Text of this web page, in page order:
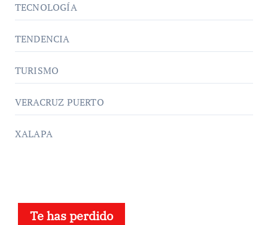
TECNOLOGÍA
TENDENCIA
TURISMO
VERACRUZ PUERTO
XALAPA
Te has perdido